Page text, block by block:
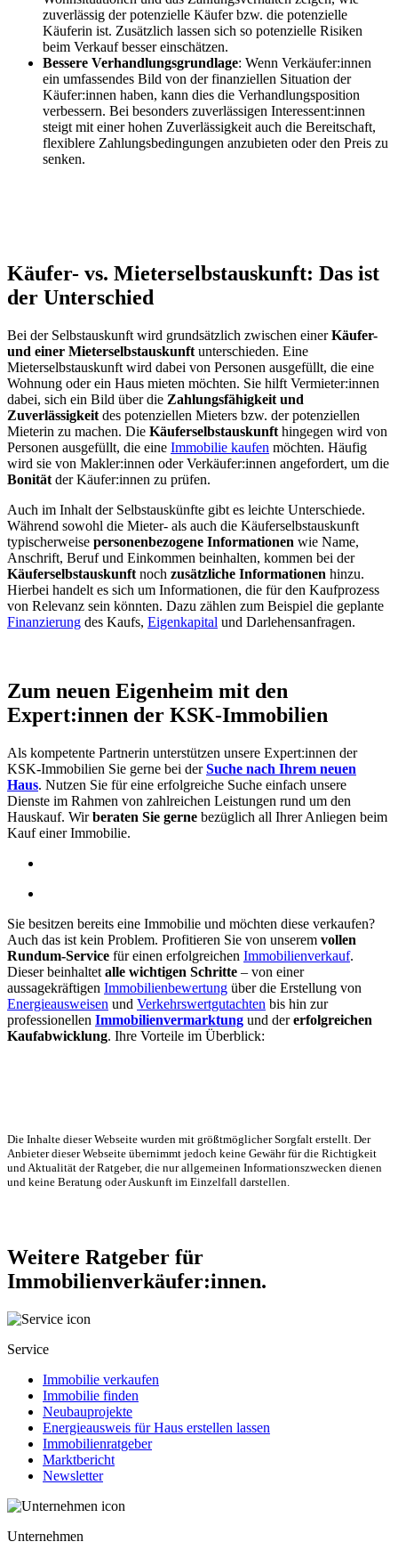
zuverlässig der potenzielle Käufer bzw. die potenzielle
Käuferin ist. Zusätzlich lassen sich so potenzielle Risiken
beim Verkauf besser einschätzen.
Bessere Verhandlungsgrundlage: Wenn Verkäufer:innen
ein umfassendes Bild von der finanziellen Situation der
Käufer:innen haben, kann dies die Verhandlungsposition
verbessern. Bei besonders zuverlässigen Interessent:innen
steigt mit einer hohen Zuverlässigkeit auch die Bereitschaft,
flexiblere Zahlungsbedingungen anzubieten oder den Preis zu
senken.
Käufer- vs. Mieterselbstauskunft: Das ist
der Unterschied
Bei der Selbstauskunft wird grundsätzlich zwischen einerKäufer-
und einer Mieterselbstauskunft unterschieden. Eine
Mieterselbstauskunft wird dabei von Personen ausgefüllt, die eine
Wohnung oder ein Haus mieten möchten. Sie hilft Vermieter:innen
dabei, sich ein Bild über die Zahlungsfähigkeit und
Zuverlässigkeit des potenziellen Mieters bzw. der potenziellen
Mieterin zu machen. Die Käuferselbstauskunft hingegen wird von
Personen ausgefüllt, die eine Immobilie kaufen möchten. Häufig
wird sie von Makler:innen oder Verkäufer:innen angefordert, um die
Bonität der Käufer:innen zu prüfen.
Auch im Inhalt der Selbstauskünfte gibt es leichte Unterschiede.
Während sowohl die Mieter- als auch die Käuferselbstauskunft
typischerweise personenbezogene Informationen wie Name,
Anschrift, Beruf und Einkommen beinhalten, kommen bei der
Käuferselbstauskunft noch zusätzliche Informationen hinzu.
Hierbei handelt es sich um Informationen, die für den Kaufprozess
von Relevanz sein könnten. Dazu zählen zum Beispiel die geplante
Finanzierung des Kaufs, Eigenkapital und Darlehensanfragen.
Zum neuen Eigenheim mit den
Expert:innen der KSK-Immobilien
Als kompetente Partnerin unterstützen unsere Expert:innen der
KSK-Immobilien Sie gerne bei derSuche nach Ihrem neuen
Haus. Nutzen Sie für eine erfolgreiche Suche einfach unsere
Dienste im Rahmen von zahlreichen Leistungen rund um den
Hauskauf. Wirberaten Sie gerne bezüglich all Ihrer Anliegen beim
Kauf einer Immobilie.
Sie besitzen bereits eine Immobilie und möchten diese verkaufen?
Auch das ist kein Problem. Profitieren Sie von unserem vollen
Rundum-Service für einen erfolgreichen Immobilienverkauf.
Dieser beinhaltet alle wichtigen Schritte – von einer
aussagekräftigen Immobilienbewertung über die Erstellung von
Energieausweisen und Verkehrswertgutachten bis hin zur
professionellen Immobilienvermarktung und dererfolgreichen
Kaufabwicklung. Ihre Vorteile im Überblick:
Die Inhalte dieser Webseite wurden mit größtmöglicher Sorgfalt erstellt. Der
Anbieter dieser Webseite übernimmt jedoch keine Gewähr für die Richtigkeit
und Aktualität der Ratgeber, die nur allgemeinen Informationszwecken dienen
und keine Beratung oder Auskunft im Einzelfall darstellen.
Weitere Ratgeber für
Immobilienverkäufer:innen.
Service
Immobilie verkaufen
Immobilie finden
Neubauprojekte
Energieausweis für Haus erstellen lassen
Immobilienratgeber
Marktbericht
Newsletter
Unternehmen